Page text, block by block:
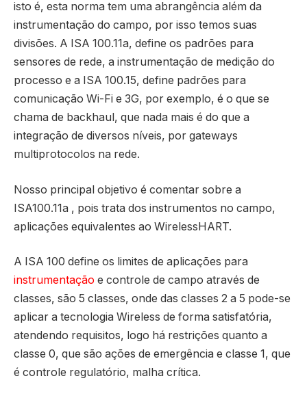
isto é, esta norma tem uma abrangência além da
instrumentação do campo, por isso temos suas
divisões. A ISA 100.11a, define os padrões para
sensores de rede, a instrumentação de medição do
processo e a ISA 100.15, define padrões para
comunicação Wi-Fi e 3G, por exemplo, é o que se
chama de backhaul, que nada mais é do que a
integração de diversos níveis, por gateways
multiprotocolos na rede.
Nosso principal objetivo é comentar sobre a
ISA100.11a , pois trata dos instrumentos no campo,
aplicações equivalentes ao WirelessHART.
A ISA 100 define os limites de aplicações para
instrumentação e controle de campo através de
classes, são 5 classes, onde das classes 2 a 5 pode-se
aplicar a tecnologia Wireless de forma satisfatória,
atendendo requisitos, logo há restrições quanto a
classe 0, que são ações de emergência e classe 1, que
é controle regulatório, malha crítica.